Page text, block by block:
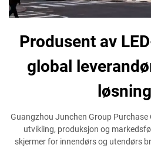
Produsent av
global
Guangzhou Junchen Group Purchase
utvikling, produksjon og
skjermer for innendørs og utendørs